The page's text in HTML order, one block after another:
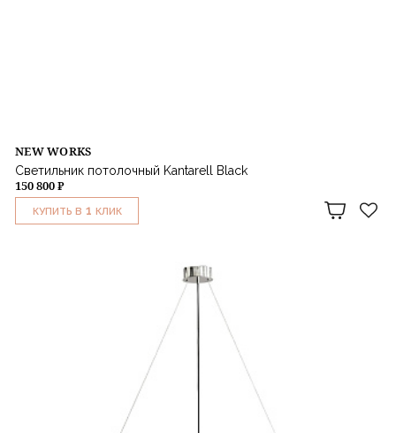
NEW WORKS
Светильник потолочный Kantarell Black
150 800 ₽
КУПИТЬ В 1 КЛИК